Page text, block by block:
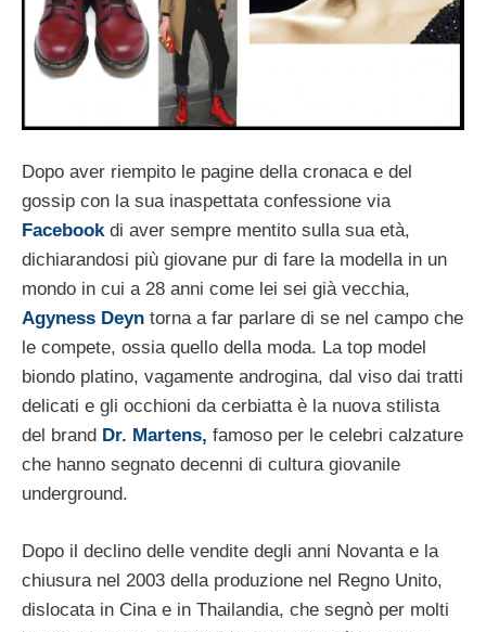
Dopo aver riempito le pagine della cronaca e del
gossip con la sua inaspettata confessione via
Facebookdi aver sempre mentito sulla sua età,
dichiarandosi più giovane pur di fare la modella in un
mondo in cui a 28 anni come lei sei già vecchia,
Agyness Deyn torna a far parlare di se nel campo che
le compete, ossia quello della moda. La top model
biondo platino, vagamente androgina, dal viso dai tratti
delicati e gli occhioni da cerbiatta è la nuova stilista
del brand Dr. Martens, famoso per le celebri calzature
che hanno segnato decenni di cultura giovanile
underground.
Dopo il declino delle vendite degli anni Novanta e la
chiusura nel 2003 della produzione nel Regno Unito,
dislocata in Cina e in Thailandia, che segnò per molti